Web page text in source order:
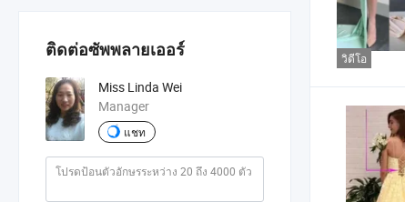
ติดต่อซัพพลายเออร์
Miss Linda Wei
Manager
แชท
วิดีโอ